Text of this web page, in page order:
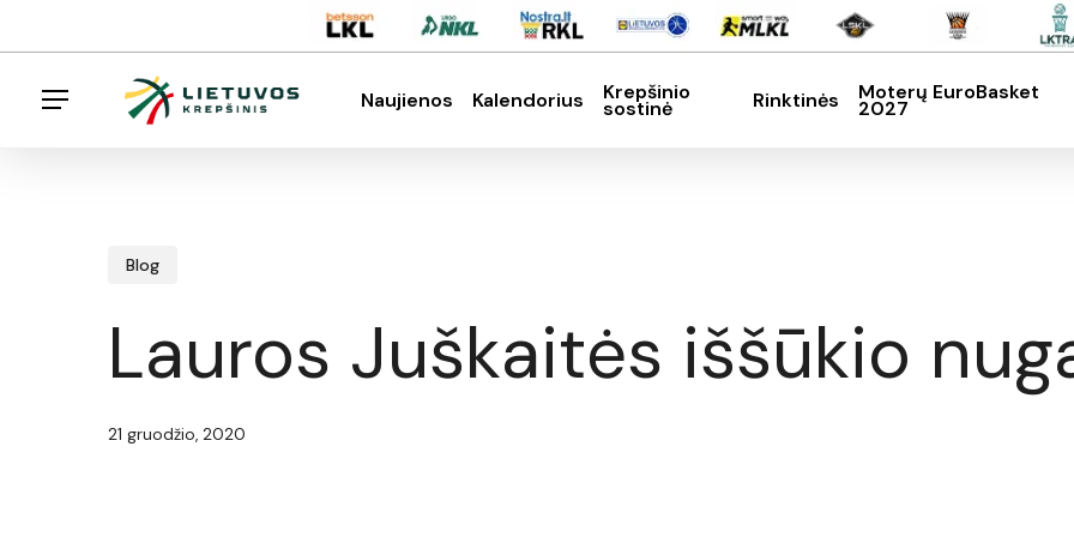
to
Menu
Naujienos Kalendorius Krepšinio
sostinė Rinktinės Moterų EuroBasket
2027
Blog
Lauros Juškaitės iššūkio
21 gruodžio, 2020